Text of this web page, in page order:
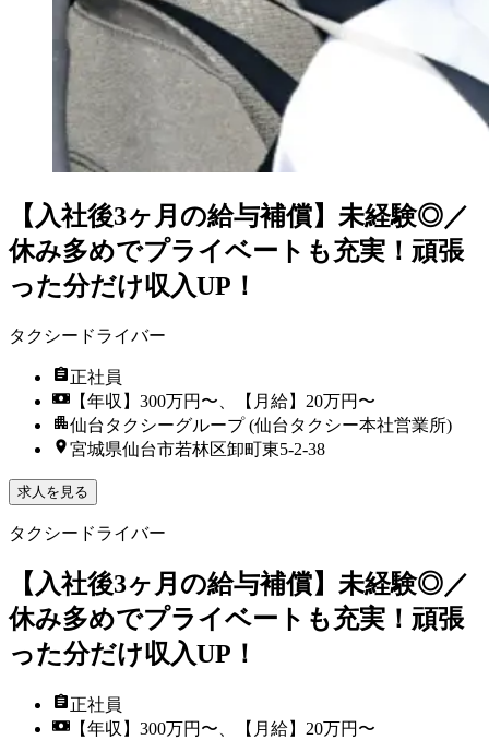
【入社後3ヶ月の給与補償】未経験◎／
休み多めでプライベートも充実！頑張
った分だけ収入UP！
タクシードライバー
正社員
【年収】300万円〜、【月給】20万円〜
仙台タクシーグループ (仙台タクシー本社営業所)
宮城県仙台市若林区卸町東5-2-38
求人を見る
タクシードライバー
【入社後3ヶ月の給与補償】未経験◎／
休み多めでプライベートも充実！頑張
った分だけ収入UP！
正社員
【年収】300万円〜、【月給】20万円〜